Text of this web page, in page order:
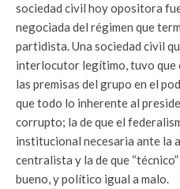
sociedad civil hoy opositora
negociada del régimen que
partidista. Una sociedad civil
interlocutor legítimo, tuvo que
las premisas del grupo en el
que todo lo inherente al
corrupto; la de que el
institucional necesaria ante la
centralista y la de que
bueno, y político igual a malo.